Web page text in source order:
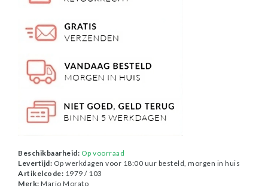
Beschikbaarheid: Op voorraad
Levertijd: Op werkdagen voor 18:00 uur besteld, morgen in huis
Artikelcode: 1979 / 103
Merk: Mario Morato